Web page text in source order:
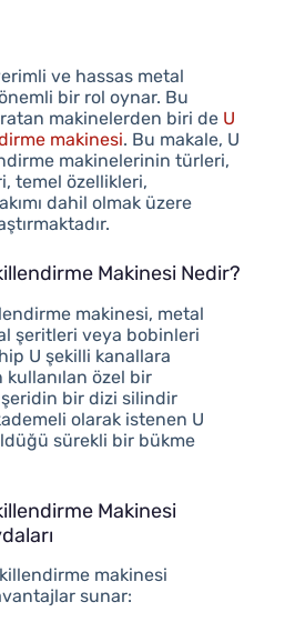
ve hassas metal
bir rol oynar. Bu
makinelerden biri de U
makinesi. Bu makale, U
makinelerinin türleri,
temel özellikleri,
dahil olmak üzere
Makinesi Nedir?
makinesi, metal
şeritleri veya bobinleri
U şekilli kanallara
özel bir
şeridin bir dizi silindir
olarak istenen U
sürekli bir bükme
Makinesi
makinesi
sunar: